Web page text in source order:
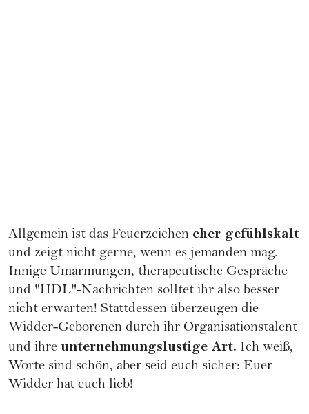
Allgemein ist das Feuerzeichen eher gefühlskalt
und zeigt nicht gerne, wenn es jemanden mag.
Innige Umarmungen, therapeutische Gespräche
und "HDL"-Nachrichten solltet ihr also besser
nicht erwarten! Stattdessen überzeugen die
Widder-Geborenen durch ihr Organisationstalent
und ihre unternehmungslustige Art. Ich weiß,
Worte sind schön, aber seid euch sicher: Euer
Widder hat euch lieb!